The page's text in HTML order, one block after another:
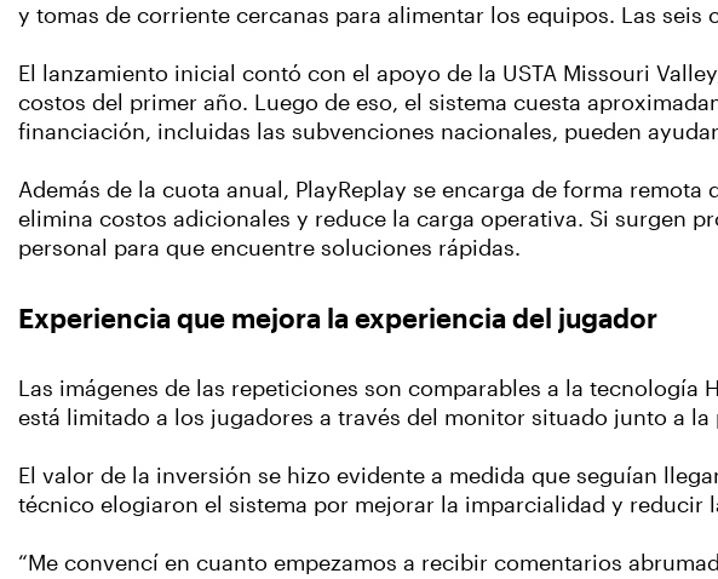
y tomas de corriente cercanas para alimentar los equipos. Las seis
El lanzamiento inicial contó con el apoyo de la USTA Missouri
costos del primer año. Luego de eso, el sistema cuesta
financiación, incluidas las subvenciones nacionales, pueden
Además de la cuota anual, PlayReplay se encarga de forma
elimina costos adicionales y reduce la carga operativa. Si surgen
personal para que encuentre soluciones rápidas.
Experiencia que mejora la experiencia del jugador
Las imágenes de las repeticiones son comparables a la
está limitado a los jugadores a través del monitor situado junto a
El valor de la inversión se hizo evidente a medida que seguían
técnico elogiaron el sistema por mejorar la imparcialidad y reducir
“Me convencí en cuanto empezamos a recibir comentarios